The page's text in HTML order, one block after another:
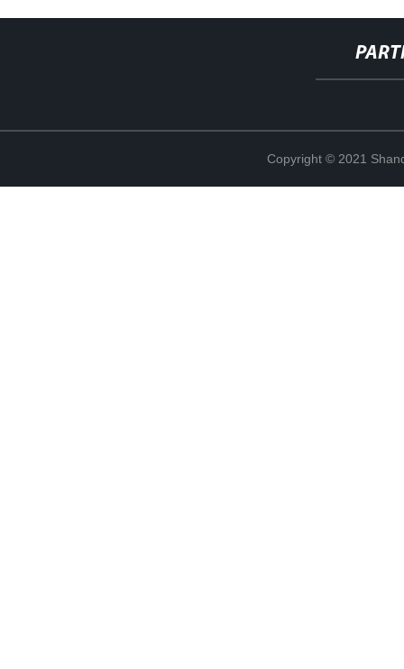
Copyright © 2021